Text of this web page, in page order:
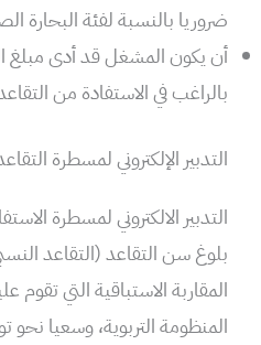
ضروريا بالنسبة لفئة البحارة
أن يكون المشغل قد أدى مبلغ
بالراغب في الاستفادة من
التدبير الإلكتروني لمسطرة التقاعد
التدبير الالكتروني لمسطرة
المقاربة الاستباقية التي تقوم
المنظومة التربوية، وسعيا نحو